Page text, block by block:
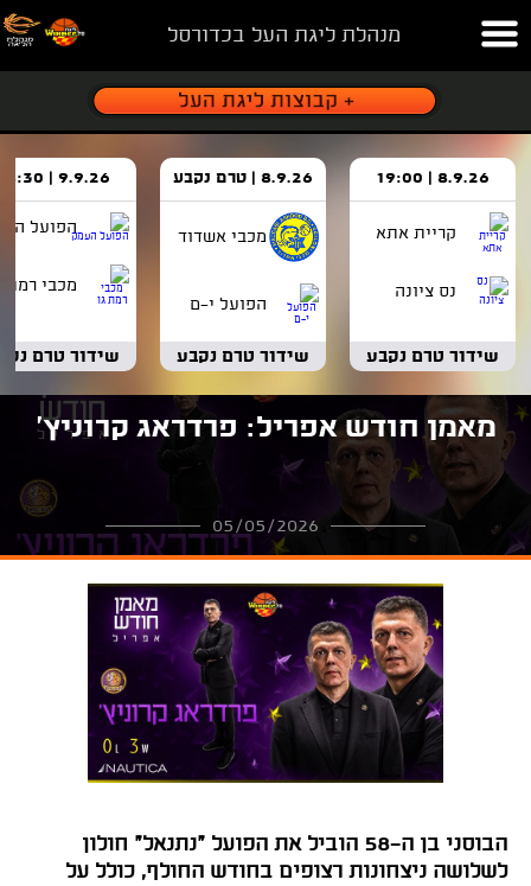
מנהלת ליגת העל בכדורסל
8.9.26 | 19:00
קריית אתא
נס ציונה
שידור טרם נקבע
8.9.26 | טרם נקבע
מכבי אשדוד
הפועל י-ם
שידור טרם נקבע
9.9.26 | 18:30
הפועל
מכבי רמת
שידור טרם
מאמן חודש אפריל: פרדראג קרוניץ'
05/05/2026
הבוסני בן ה-58 הוביל את הפועל "נתנאל" חולון
לשלושה ניצחונות רצופים בחודש החולף, כולל על